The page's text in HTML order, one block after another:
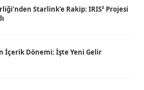
Starlink’e Rakip: IRIS² Projesi
İçerik Dönemi: İşte Yeni Gelir